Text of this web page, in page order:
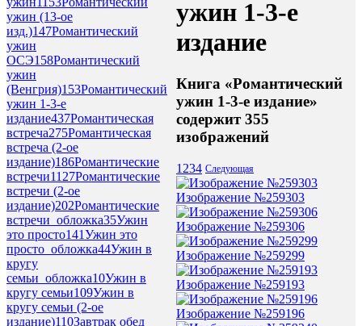
ужин (13-ое
изд.)147Романтический
ужин
ОСЭ158Романтический
ужин
(Венгрия)153Романтический
ужин 1-3-е
издание437Романтическая
встреча275Романтическая
встреча (2-ое
издание)186Романтические
встречи1127Романтические
встречи (2-ое
издание)202Романтические
встречи_обложка35Ужин
это просто141Ужин это
просто_обложка44Ужин в
кругу
семьи_обложка10Ужин в
кругу семьи109Ужин в
кругу семьи (2-ое
издание)110Завтрак обед
ужин 1-3-е
издание
Книга «Романтический
ужин 1-3-е издание»
содержит 355
изображений
1 234 Следующая
Изображение №259303
Изображение №259306
Изображение №259299
Изображение №259193
Изображение №259196